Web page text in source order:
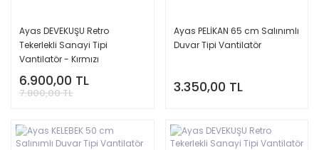
Ayas DEVEKUŞU Retro
Tekerlekli Sanayi Tipi
Vantilatör - Kırmızı
6.900,00 TL
7.800,00 TL
Ayas PELİKAN 65 cm Salınımlı
Duvar Tipi Vantilatör
3.350,00 TL